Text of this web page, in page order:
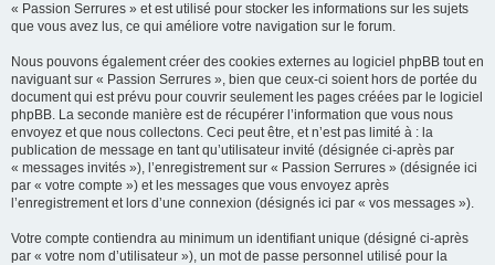
« Passion Serrures » et est utilisé pour stocker les informations sur les sujets
que vous avez lus, ce qui améliore votre navigation sur le forum.
Nous pouvons également créer des cookies externes au logiciel phpBB tout en
naviguant sur « Passion Serrures », bien que ceux-ci soient hors de portée du
document qui est prévu pour couvrir seulement les pages créées par le logiciel
phpBB. La seconde manière est de récupérer l’information que vous nous
envoyez et que nous collectons. Ceci peut être, et n’est pas limité à : la
publication de message en tant qu’utilisateur invité (désignée ci-après par
« messages invités »), l’enregistrement sur « Passion Serrures » (désignée ici
par « votre compte ») et les messages que vous envoyez après
l’enregistrement et lors d’une connexion (désignés ici par « vos messages »).
Votre compte contiendra au minimum un identifiant unique (désigné ci-après
par « votre nom d’utilisateur »), un mot de passe personnel utilisé pour la